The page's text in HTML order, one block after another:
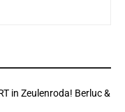
in Zeulenroda! Berluc &